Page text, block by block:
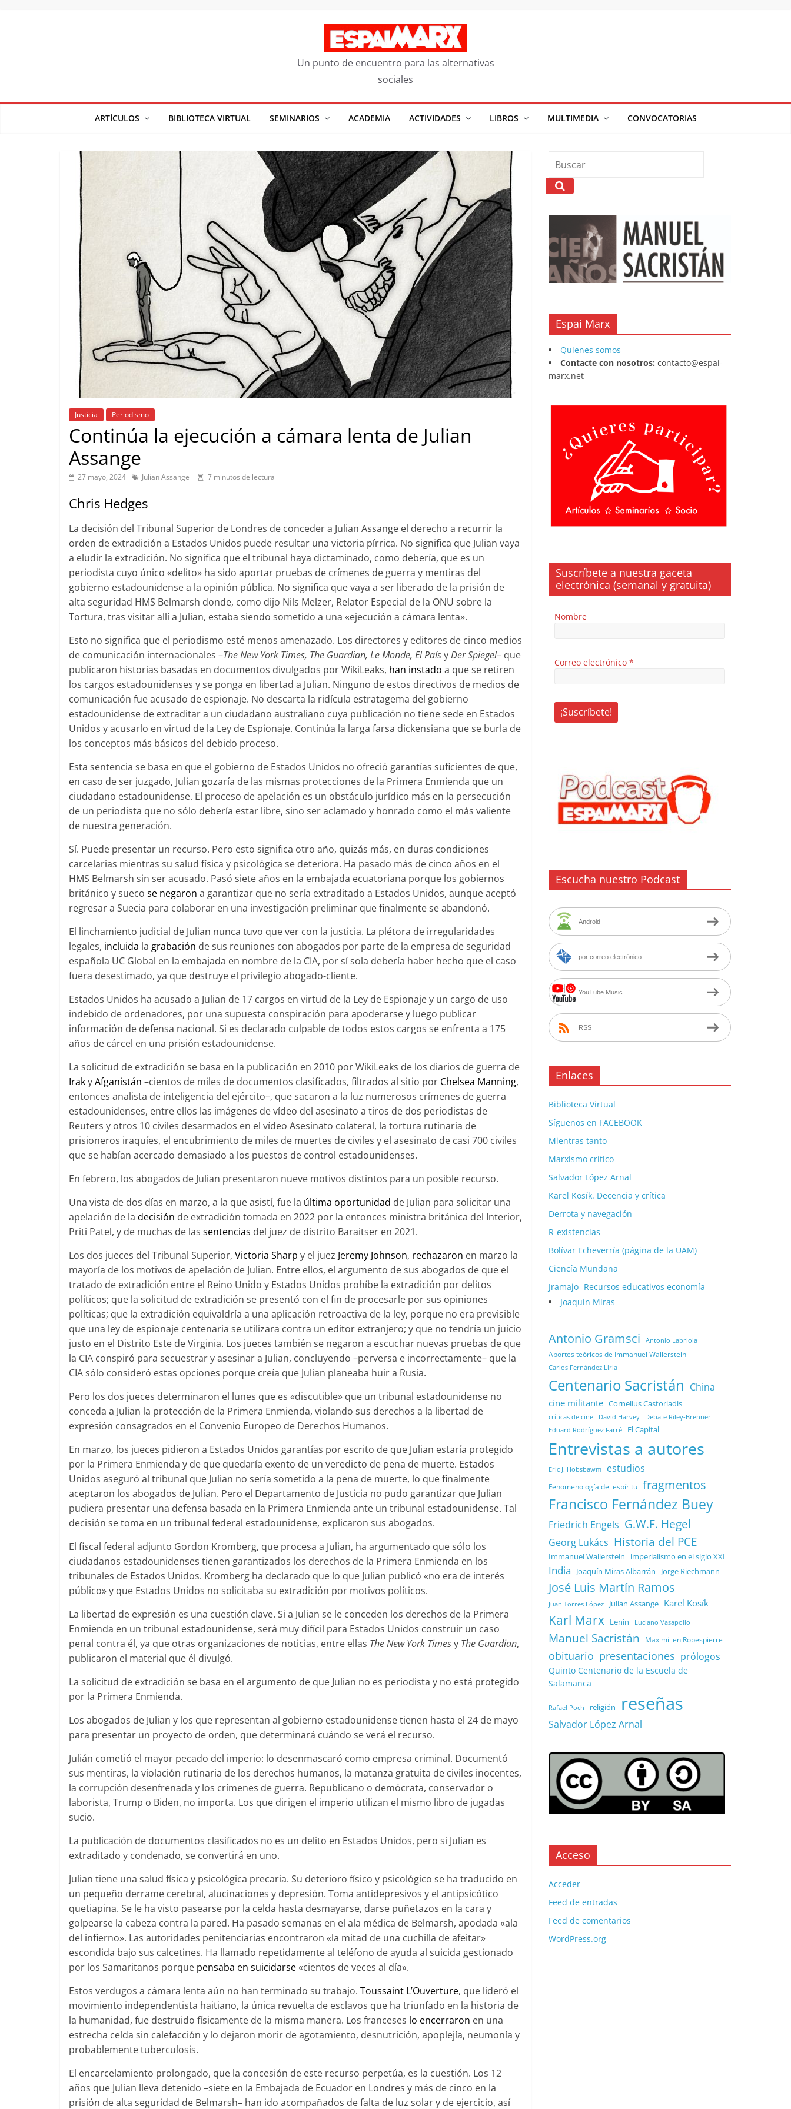
Un punto de encuentro para las alternativas
sociales
ARTÍCULOS BIBLIOTECA VIRTUAL SEMINARIOS ACADEMIA ACTIVIDADES LIBROS MULTIMEDIA CONVOCATORIAS
Justicia Periodismo
Continúa la ejecución a cámara lenta de Julian
Assange
27 mayo, 2024 Julian Assange 7 minutos de lectura
Chris Hedges
La decisión del Tribunal Superior de Londres de conceder a Julian Assange el derecho a recurrir la
orden de extradición a Estados Unidos puede resultar una victoria pírrica. No significa que Julian vaya
a eludir la extradición. No significa que el tribunal haya dictaminado, como debería, que es un
periodista cuyo único «delito» ha sido aportar pruebas de crímenes de guerra y mentiras del
gobierno estadounidense a la opinión pública. No significa que vaya a ser liberado de la prisión de
alta seguridad HMS Belmarsh donde, como dijo Nils Melzer, Relator Especial de la ONU sobre la
Tortura, tras visitar allí a Julian, estaba siendo sometido a una «ejecución a cámara lenta».
Esto no significa que el periodismo esté menos amenazado. Los directores y editores de cinco medios
de comunicación internacionales –The New York Times, The Guardian, Le Monde, El PaísyDer Spiegel– que
publicaron historias basadas en documentos divulgados por WikiLeaks, han instado a que se retiren
los cargos estadounidenses y se ponga en libertad a Julian. Ninguno de estos directivos de medios de
comunicación fue acusado de espionaje. No descarta la ridícula estratagema del gobierno
estadounidense de extraditar a un ciudadano australiano cuya publicación no tiene sede en Estados
Unidos y acusarlo en virtud de la Ley de Espionaje. Continúa la larga farsa dickensiana que se burla de
los conceptos más básicos del debido proceso.
Esta sentencia se basa en que el gobierno de Estados Unidos no ofreció garantías suficientes de que,
en caso de ser juzgado, Julian gozaría de las mismas protecciones de la Primera Enmienda que un
ciudadano estadounidense. El proceso de apelación es un obstáculo jurídico más en la persecución
de un periodista que no sólo debería estar libre, sino ser aclamado y honrado como el más valiente
de nuestra generación.
Sí. Puede presentar un recurso. Pero esto significa otro año, quizás más, en duras condiciones
carcelarias mientras su salud física y psicológica se deteriora. Ha pasado más de cinco años en el
HMS Belmarsh sin ser acusado. Pasó siete años en la embajada ecuatoriana porque los gobiernos
británico y sueco se negaron a garantizar que no sería extraditado a Estados Unidos, aunque aceptó
regresar a Suecia para colaborar en una investigación preliminar que finalmente se abandonó.
El linchamiento judicial de Julian nunca tuvo que ver con la justicia. La plétora de irregularidades
legales, incluida la grabación de sus reuniones con abogados por parte de la empresa de seguridad
española UC Global en la embajada en nombre de la CIA, por sí sola debería haber hecho que el caso
fuera desestimado, ya que destruye el privilegio abogado-cliente.
Estados Unidos ha acusado a Julian de 17 cargos en virtud de la Ley de Espionaje y un cargo de uso
indebido de ordenadores, por una supuesta conspiración para apoderarse y luego publicar
información de defensa nacional. Si es declarado culpable de todos estos cargos se enfrenta a 175
años de cárcel en una prisión estadounidense.
La solicitud de extradición se basa en la publicación en 2010 por WikiLeaks de los diarios de guerra de
IrakyAfganistán –cientos de miles de documentos clasificados, filtrados al sitio por Chelsea Manning,
entonces analista de inteligencia del ejército–, que sacaron a la luz numerosos crímenes de guerra
estadounidenses, entre ellos las imágenes de vídeo del asesinato a tiros de dos periodistas de
Reuters y otros 10 civiles desarmados en el vídeo Asesinato colateral, la tortura rutinaria de
prisioneros iraquíes, el encubrimiento de miles de muertes de civiles y el asesinato de casi 700 civiles
que se habían acercado demasiado a los puestos de control estadounidenses.
En febrero, los abogados de Julian presentaron nueve motivos distintos para un posible recurso.
Una vista de dos días en marzo, a la que asistí, fue la última oportunidad de Julian para solicitar una
apelación de la decisión de extradición tomada en 2022 por la entonces ministra británica del Interior,
Priti Patel, y de muchas de las sentencias del juez de distrito Baraitser en 2021.
Los dos jueces del Tribunal Superior, Victoria Sharp y el juez Jeremy Johnson, rechazaron en marzo la
mayoría de los motivos de apelación de Julian. Entre ellos, el argumento de sus abogados de que el
tratado de extradición entre el Reino Unido y Estados Unidos prohíbe la extradición por delitos
políticos; que la solicitud de extradición se presentó con el fin de procesarle por sus opiniones
políticas; que la extradición equivaldría a una aplicación retroactiva de la ley, porque no era previsible
que una ley de espionaje centenaria se utilizara contra un editor extranjero; y que no tendría un juicio
justo en el Distrito Este de Virginia. Los jueces también se negaron a escuchar nuevas pruebas de que
la CIA conspiró para secuestrar y asesinar a Julian, concluyendo –perversa e incorrectamente– que la
CIA sólo consideró estas opciones porque creía que Julian planeaba huir a Rusia.
Pero los dos jueces determinaron el lunes que es «discutible» que un tribunal estadounidense no
conceda a Julian la protección de la Primera Enmienda, violando sus derechos a la libertad de
expresión consagrados en el Convenio Europeo de Derechos Humanos.
En marzo, los jueces pidieron a Estados Unidos garantías por escrito de que Julian estaría protegido
por la Primera Enmienda y de que quedaría exento de un veredicto de pena de muerte. Estados
Unidos aseguró al tribunal que Julian no sería sometido a la pena de muerte, lo que finalmente
aceptaron los abogados de Julian. Pero el Departamento de Justicia no pudo garantizar que Julian
pudiera presentar una defensa basada en la Primera Enmienda ante un tribunal estadounidense. Tal
decisión se toma en un tribunal federal estadounidense, explicaron sus abogados.
El fiscal federal adjunto Gordon Kromberg, que procesa a Julian, ha argumentado que sólo los
ciudadanos estadounidenses tienen garantizados los derechos de la Primera Enmienda en los
tribunales de Estados Unidos. Kromberg ha declarado que lo que Julian publicó «no era de interés
público» y que Estados Unidos no solicitaba su extradición por motivos políticos.
La libertad de expresión es una cuestión clave. Si a Julian se le conceden los derechos de la Primera
Enmienda en un tribunal estadounidense, será muy difícil para Estados Unidos construir un caso
penal contra él, ya que otras organizaciones de noticias, entre ellas The New York Timesy The Guardian,
publicaron el material que él divulgó.
La solicitud de extradición se basa en el argumento de que Julian no es periodista y no está protegido
por la Primera Enmienda.
Los abogados de Julian y los que representan al gobierno estadounidense tienen hasta el 24 de mayo
para presentar un proyecto de orden, que determinará cuándo se verá el recurso.
Julián cometió el mayor pecado del imperio: lo desenmascaró como empresa criminal. Documentó
sus mentiras, la violación rutinaria de los derechos humanos, la matanza gratuita de civiles inocentes,
la corrupción desenfrenada y los crímenes de guerra. Republicano o demócrata, conservador o
laborista, Trump o Biden, no importa. Los que dirigen el imperio utilizan el mismo libro de jugadas
sucio.
La publicación de documentos clasificados no es un delito en Estados Unidos, pero si Julian es
extraditado y condenado, se convertirá en uno.
Julian tiene una salud física y psicológica precaria. Su deterioro físico y psicológico se ha traducido en
un pequeño derrame cerebral, alucinaciones y depresión. Toma antidepresivos y el antipsicótico
quetiapina. Se le ha visto pasearse por la celda hasta desmayarse, darse puñetazos en la cara y
golpearse la cabeza contra la pared. Ha pasado semanas en el ala médica de Belmarsh, apodada «ala
del infierno». Las autoridades penitenciarias encontraron «la mitad de una cuchilla de afeitar»
escondida bajo sus calcetines. Ha llamado repetidamente al teléfono de ayuda al suicida gestionado
por los Samaritanos porque pensaba en suicidarse«cientos de veces al día».
Estos verdugos a cámara lenta aún no han terminado su trabajo. Toussaint L’Ouverture, que lideró el
movimiento independentista haitiano, la única revuelta de esclavos que ha triunfado en la historia de
la humanidad, fue destruido físicamente de la misma manera. Los franceses lo encerraron en una
estrecha celda sin calefacción y lo dejaron morir de agotamiento, desnutrición, apoplejía, neumonía y
probablemente tuberculosis.
El encarcelamiento prolongado, que la concesión de este recurso perpetúa, es la cuestión. Los 12
años que Julian lleva detenido –siete en la Embajada de Ecuador en Londres y más de cinco en la
prisión de alta seguridad de Belmarsh– han ido acompañados de falta de luz solar y de ejercicio, así
Espai Marx
Quienes somos
Contacte con nosotros: contacto@espai-
marx.net
Suscríbete a nuestra gaceta
electrónica (semanal y gratuita)
Nombre
Correo electrónico *
Escucha nuestro Podcast
Android
por correo electrónico
YouTube Music
RSS
Enlaces
Biblioteca Virtual
Síguenos en FACEBOOK
Mientras tanto
Marxismo crítico
Salvador López Arnal
Karel Kosík. Decencia y crítica
Derrota y navegación
R-existencias
Bolívar Echeverría (página de la UAM)
Ciencía Mundana
Jramajo- Recursos educativos economía
Joaquín Miras
Antonio Gramsci Antonio Labriola
Aportes teóricos de Immanuel Wallerstein
Carlos Fernández Liria
Centenario Sacristán China
cine militante Cornelius Castoriadis
críticas de cine David Harvey Debate Riley-Brenner
Eduard Rodríguez Farré El Capital
Entrevistas a autores
Eric J. Hobsbawm estudios
Fenomenología del espíritu fragmentos
Francisco Fernández Buey
Friedrich Engels G.W.F. Hegel
Georg Lukács Historia del PCE
Immanuel Wallerstein imperialismo en el siglo XXI
India Joaquín Miras Albarrán Jorge Riechmann
José Luis Martín Ramos
Juan Torres López Julian Assange Karel Kosík
Karl Marx Lenin Luciano Vasapollo
Manuel Sacristán Maximilien Robespierre
obituario presentaciones prólogos
Quinto Centenario de la Escuela de
Salamanca
Rafael Poch religión reseñas
Salvador López Arnal
Acceso
Acceder
Feed de entradas
Feed de comentarios
WordPress.org